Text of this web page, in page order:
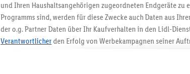
und Ihren Haushaltsangehörigen zugeordneten Endgeräte zu
Programms sind, werden für diese Zwecke auch Daten aus
der o.g. Partner Daten über Ihr Kaufverhalten in den Lidl-
Verantwortlicherden Erfolg von Werbekampagnen seiner
angereicherten Profilen. Dies umfasst die